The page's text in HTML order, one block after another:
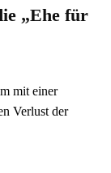
„Ehe für
mit einer
Verlust der